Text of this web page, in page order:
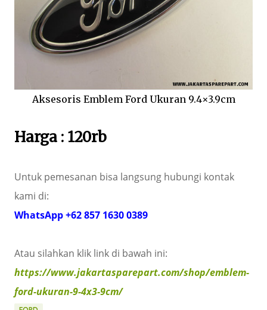
Aksesoris Emblem Ford Ukuran 9.4×3.9cm
Harga : 120rb
Untuk pemesanan bisa langsung hubungi kontak
kami di:
WhatsApp +62 857 1630 0389
Atau silahkan klik link di bawah ini:
https://www.jakartasparepart.com/shop/emblem-
ford-ukuran-9-4x3-9cm/